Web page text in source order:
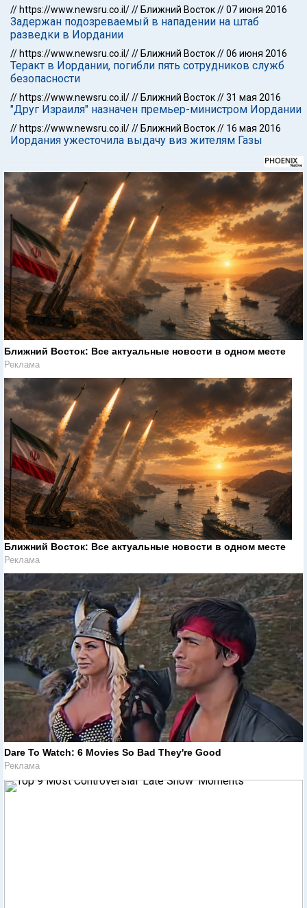
// https://www.newsru.co.il/// Ближний Восток//07 июня 2016
Задержан подозреваемый в нападении на штаб
разведки в Иордании
// https://www.newsru.co.il/// Ближний Восток//06 июня 2016
Теракт в Иордании, погибли пять сотрудников служб
безопасности
// https://www.newsru.co.il/// Ближний Восток//31 мая 2016
"Друг Израиля" назначен премьер-министром Иордании
// https://www.newsru.co.il/// Ближний Восток// 16 мая 2016
Иордания ужесточила выдачу виз жителям Газы
Ближний Восток: Все актуальные новости в одном месте
Реклама
Ближний Восток: Все актуальные новости в одном месте
Реклама
Dare To Watch: 6 Movies So Bad They're Good
Реклама